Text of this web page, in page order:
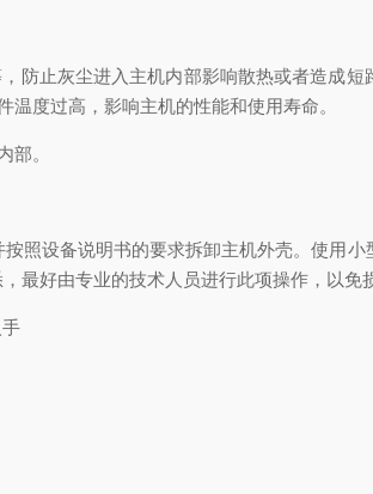
防止灰尘进入主机内部影响散热或者造成短
度过高，影响主机的性能和使用寿命。
部。
照设备说明书的要求拆卸主机外壳。使用小
好由专业的技术人员进行此项操作，以免